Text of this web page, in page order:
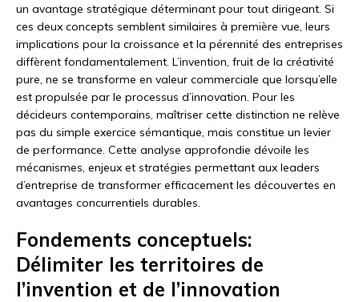
un avantage stratégique déterminant pour tout dirigeant. Si
ces deux concepts semblent similaires à première vue, leurs
implications pour la croissance et la pérennité des entreprises
diffèrent fondamentalement. L’invention, fruit de la créativité
pure, ne se transforme en valeur commerciale que lorsqu’elle
est propulsée par le processus d’innovation. Pour les
décideurs contemporains, maîtriser cette distinction ne relève
pas du simple exercice sémantique, mais constitue un levier
de performance. Cette analyse approfondie dévoile les
mécanismes, enjeux et stratégies permettant aux leaders
d’entreprise de transformer efficacement les découvertes en
avantages concurrentiels durables.
Fondements conceptuels:
Délimiter les territoires de
l’invention et de l’innovation